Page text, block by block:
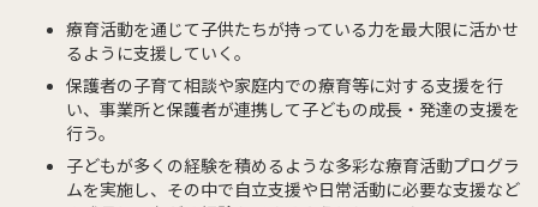
療育活動を通じて子供たちが持っている力を最大限に活かせ
るように支援していく。
保護者の子育て相談や家庭内での療育等に対する支援を行
い、事業所と保護者が連携して子どもの成長・発達の支援を
行う。
子どもが多くの経験を積めるような多彩な療育活動プログラ
ムを実施し、その中で自立支援や日常活動に必要な支援など